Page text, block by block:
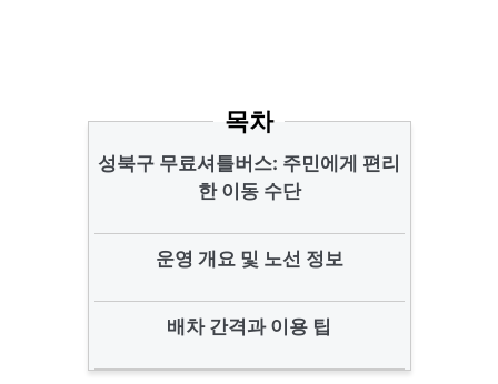
목차
성북구 무료셔틀버스: 주민에게 편리
한 이동 수단
운영 개요 및 노선 정보
배차 간격과 이용 팁